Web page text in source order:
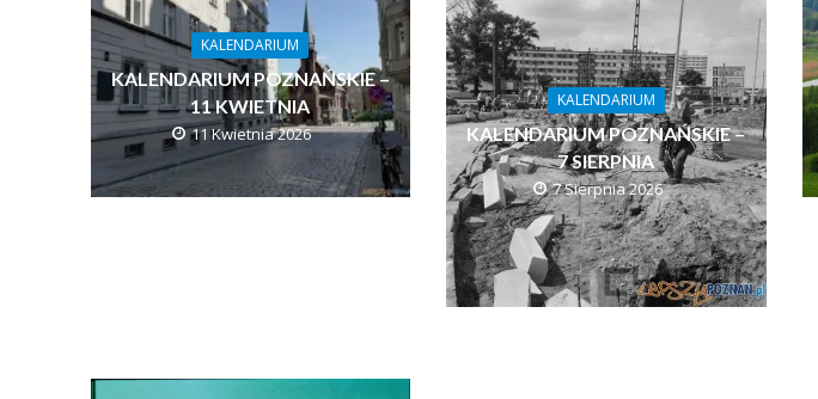
KALENDARIUM
KALENDARIUM POZNAŃSKIE –
11 KWIETNIA
11 Kwietnia 2026
KALENDARIUM
KALENDARIUM POZNAŃSKIE –
7 SIERPNIA
7 Sierpnia 2026